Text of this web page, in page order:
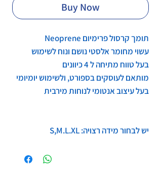
Buy Now
תומך קרסול פרימיום Neoprene
עשוי מחומר אלסטי נושם ונוח לשימוש
בעל טווח מתיחה ל 4 כיוונים
מותאם לעוסקים בספורט, ולשימוש יומיומי
בעל עיצוב אנטומי לנוחות מירבית
יש לבחור מידה רצויה: S,M.L.XL